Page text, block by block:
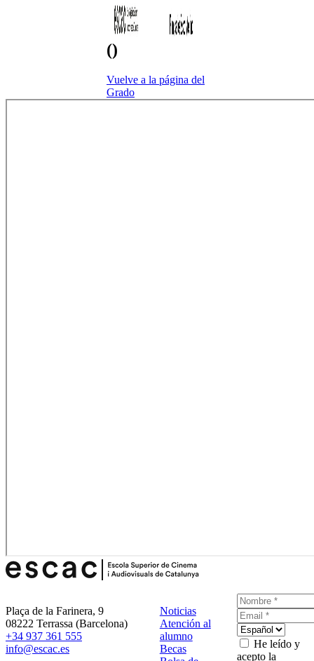
()
Vuelve a la página del
Grado
Plaça de la Farinera, 9
08222 Terrassa (Barcelona)
+34 937 361 555
info@escac.es
Noticias
Atención al
alumno
Becas
He leído y
acepto la